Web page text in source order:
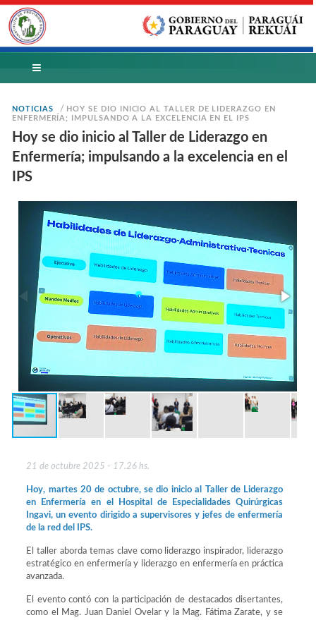
NOTICIAS / HOY SE DIO INICIO AL TALLER DE LIDERAZGO EN
ENFERMERÍA; IMPULSANDO A LA EXCELENCIA EN EL IPS
Hoy se dio inicio al Taller de Liderazgo en
Enfermería; impulsando a la excelencia en el
IPS
21 de octubre 2025 - 17.26 hs.
Hoy, martes 20 de octubre, se dio inicio al Taller de Liderazgo
en Enfermería en el Hospital de Especialidades Quirúrgicas
Ingavi, un evento dirigido a supervisores y jefes de enfermería
de la red del IPS.
El taller aborda temas clave como liderazgo inspirador, liderazgo
estratégico en enfermería y liderazgo en enfermería en práctica
avanzada.
El evento contó con la participación de destacados disertantes,
como el Mag. Juan Daniel Ovelar y la Mag. Fátima Zarate, y se